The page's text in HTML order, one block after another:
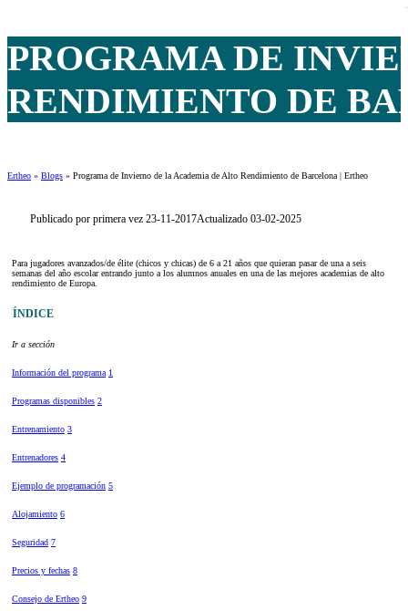
PROGRAMA DE
RENDIMIENTO DE
Ertheo » Blogs » Programa de Invierno de la Academia de Alto Rendimiento de Barcelona | Ertheo
Publicado por primera vez 23-11-2017Actualizado 03-02-2025
Para jugadores avanzados/de élite (chicos y chicas) de 6 a 21 años que quieran pasar de una a seis
semanas del año escolar entrando junto a los alumnos anuales en una de las mejores academias de alto
rendimiento de Europa.
ÍNDICE
Ir a sección
Información del programa 1
Programas disponibles 2
Entrenamiento 3
Entrenadores 4
Ejemplo de programación 5
Alojamiento 6
Seguridad 7
Precios y fechas 8
Consejo de Ertheo 9